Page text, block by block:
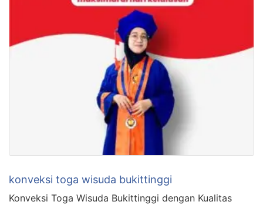
konveksi toga wisuda bukittinggi
Konveksi Toga Wisuda Bukittinggi dengan Kualitas